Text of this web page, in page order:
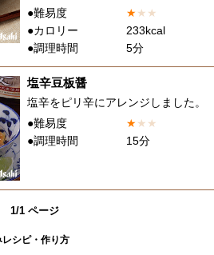
●難易度
★★ ★
●カロリー
233kcal
●調理時間
5分
塩辛豆板醤
塩辛をピリ辛にアレンジしました。
●難易度
★★ ★
●調理時間
15分
1/1 ページ
シピ・作り方